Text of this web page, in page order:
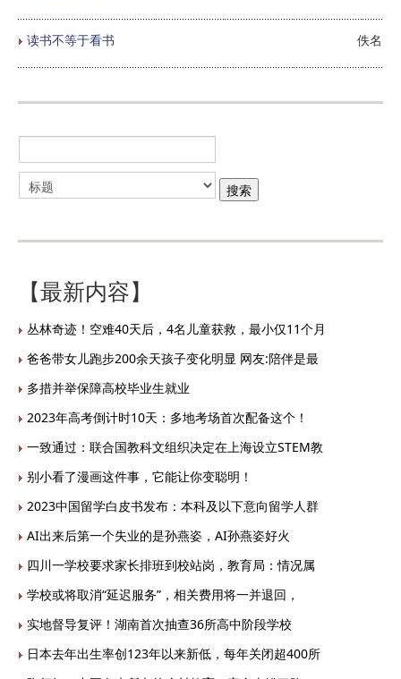
读书不等于看书 佚名
【最新内容】
丛林奇迹！空难40天后，4名儿童获救，最小仅11个月
爸爸带女儿跑步200余天孩子变化明显 网友:陪伴是最
多措并举保障高校毕业生就业
2023年高考倒计时10天：多地考场首次配备这个！
一致通过：联合国教科文组织决定在上海设立STEM教
别小看了漫画这件事，它能让你变聪明！
2023中国留学白皮书发布：本科及以下意向留学人群
AI出来后第一个失业的是孙燕姿，AI孙燕姿好火
四川一学校要求家长排班到校站岗，教育局：情况属
学校或将取消“延迟服务”，相关费用将一并退回，
实地督导复评！湖南首次抽查36所高中阶段学校
日本去年出生率创123年以来新低，每年关闭超400所